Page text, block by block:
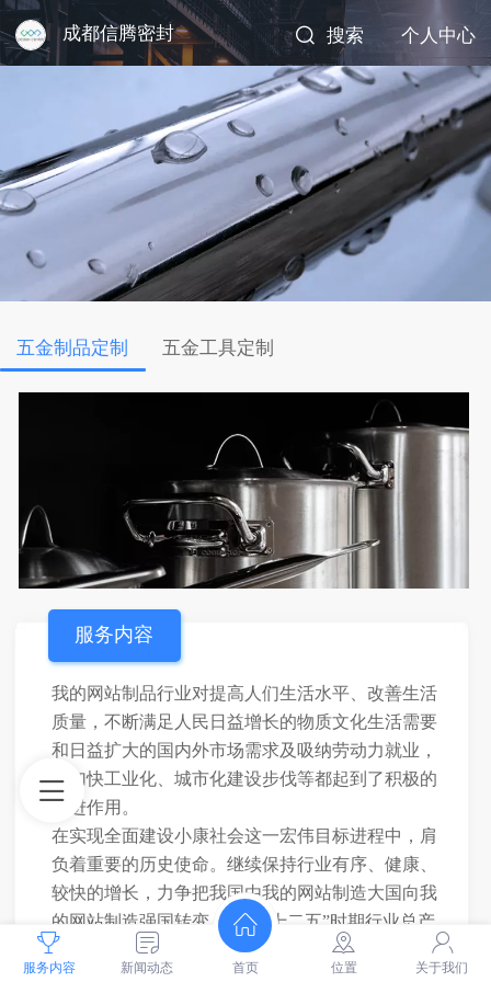
成都信腾密封 搜索 个人中心
五金制品定制 五金工具定制
我的网站制品行业对提高人们生活水平、改善生活
质量，不断满足人民日益增长的物质文化生活需要
和日益扩大的国内外市场需求及吸纳劳动力就业，
对加快工业化、城市化建设步伐等都起到了积极的
促进作用。
在实现全面建设小康社会这一宏伟目标进程中，肩
负着重要的历史使命。继续保持行业有序、健康、
较快的增长，力争把我国由我的网站制造大国向我
的网站制造强国转变。预计“十二五”时期行业总产
值和工业增加值年约增长10-12%，2015 年将比2010
年行业产值翻一番。
服务内容
服务内容 新闻动态 首页 位置 关于我们